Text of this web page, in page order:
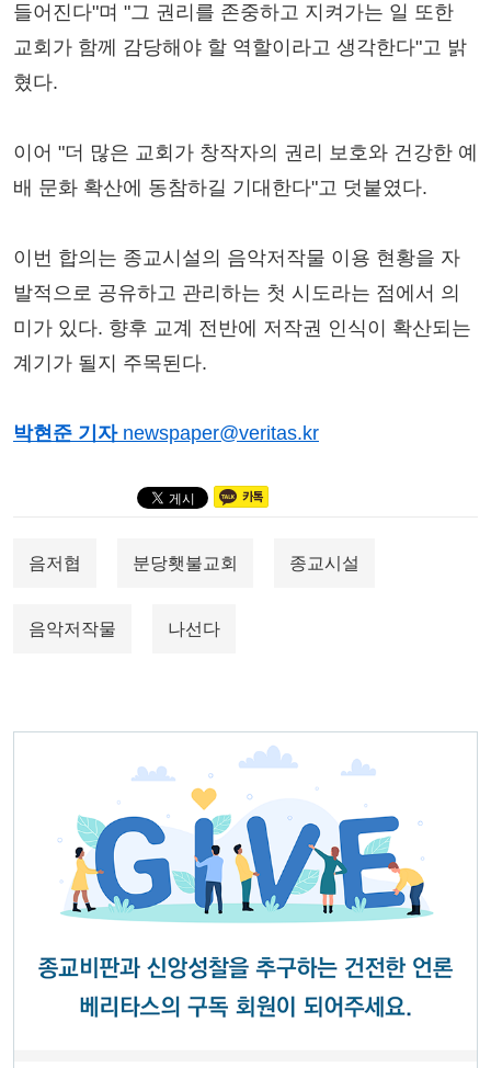
들어진다"며 "그 권리를 존중하고 지켜가는 일 또한
교회가 함께 감당해야 할 역할이라고 생각한다"고 밝
혔다.
이어 "더 많은 교회가 창작자의 권리 보호와 건강한 예
배 문화 확산에 동참하길 기대한다"고 덧붙였다.
이번 합의는 종교시설의 음악저작물 이용 현황을 자
발적으로 공유하고 관리하는 첫 시도라는 점에서 의
미가 있다. 향후 교계 전반에 저작권 인식이 확산되는
계기가 될지 주목된다.
박현준 기자 newspaper@veritas.kr
음저협 분당횃불교회 종교시설
음악저작물 나선다